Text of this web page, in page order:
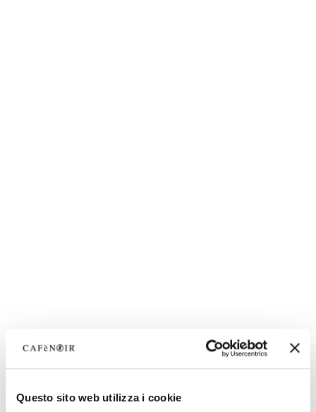
Questo sito web utilizza i cookie